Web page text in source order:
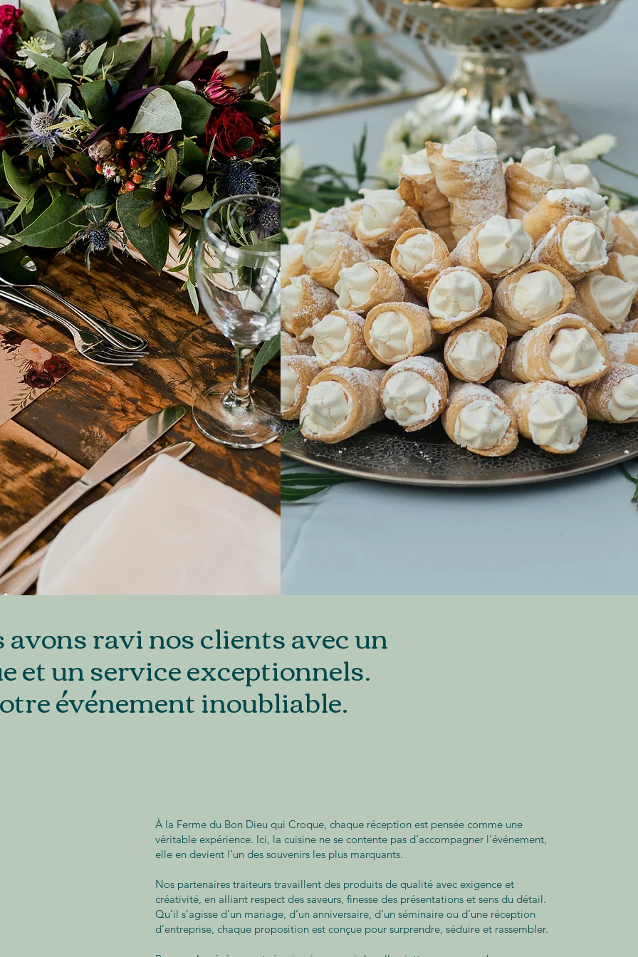
avons ravi nos clients avec un
et un service exceptionnels.
événement inoubliable.
À la Ferme du Bon Dieu qui Croque, chaque réception est pensée comme une
véritable expérience. Ici, la cuisine ne se contente pas d’accompagner l’événement,
elle en devient l’un des souvenirs les plus marquants.
Nos partenaires traiteurs travaillent des produits de qualité avec exigence et
créativité, en alliant respect des saveurs, finesse des présentations et sens du détail.
Qu’il s’agisse d’un mariage, d’un anniversaire, d’un séminaire ou d’une réception
d’entreprise, chaque proposition est conçue pour surprendre, séduire et rassembler.